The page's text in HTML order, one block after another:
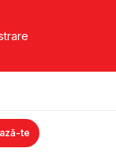
te